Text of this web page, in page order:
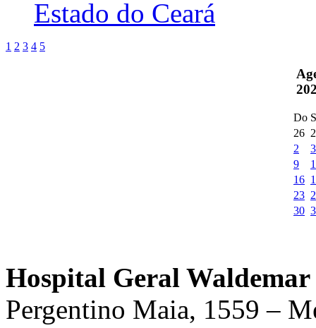
Estado do Ceará
1 2 3 4 5
Do
26
2
3
9
16
23
30
Hospital Geral
Pergentino Maia, 1559 –